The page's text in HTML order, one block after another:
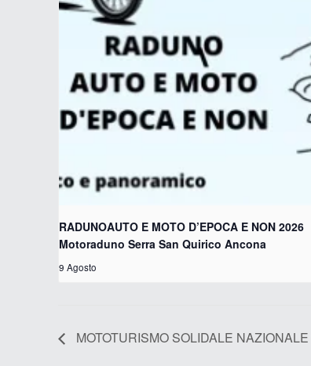
RADUNOAUTO E MOTO D’EPOCA E NON 2026
Motoraduno Serra San Quirico Ancona
9 Agosto
MOTOTURISMO SOLIDALE